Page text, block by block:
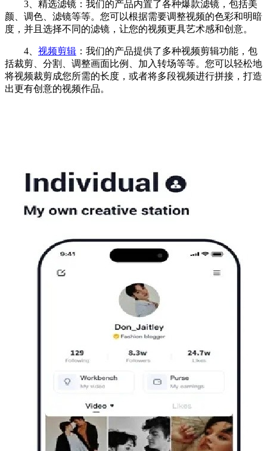
3、精选滤镜：我们的产品内置了各种爆款滤镜，包括美
颜、调色、滤镜等等。您可以根据需要调整视频的色彩和明暗
度，并且选择不同的滤镜，让您的视频更具艺术感和创意。
4、 视频剪辑 ：我们的产品提供了多种视频剪辑功能，包
括裁剪、分割、调整画面比例、加入转场等等。您可以轻松地
将视频裁剪成您所需的长度，或者将多段视频进行拼接，打造
出更有创意的视频作品。